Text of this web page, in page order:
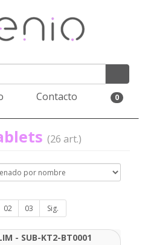
Contacto 0
(26 art.)
02 03 Sig.
- SUB-KT2-BT0001